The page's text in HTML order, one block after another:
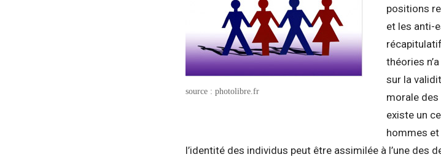
source : photolibre.fr
positions
et les anti-
théories
sur la
morale des
existe un
hommes
l’identité des individus peut être assimilée à l’une des